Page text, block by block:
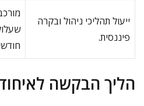
ייעול תהליכי ניהול ובקרה
פיננסית.
הליך הבקשה